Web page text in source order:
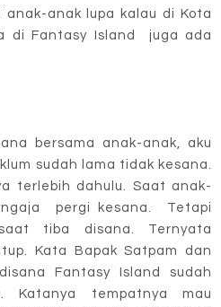
anak lupa kalau di Kota
di Fantasy Island juga ada
bersama anak-anak, aku
sudah lama tidak kesana.
terlebih dahulu. Saat anak-
pergi kesana. Tetapi
tiba disana. Ternyata
Kata Bapak Satpam dan
Fantasy Island sudah
Katanya tempatnya mau